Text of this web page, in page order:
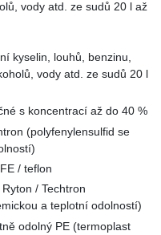
vody atd. ze sudů 20 l až
kyselin, louhů, benzinu,
vody atd. ze sudů 20 l
s koncentrací až do 40 %
(polyfenylensulfid se
/ teflon
/ Techtron
a teplotní odolností)
odolný PE (termoplast